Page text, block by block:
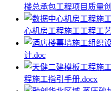
楼总承包工程项目质量
心机房工程施工工程工
计.doc
程施工指引手册.docx